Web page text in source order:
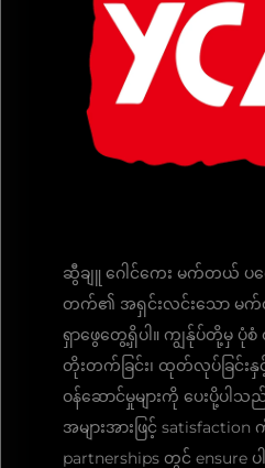
ဆွီချူ ဂေါင်ကေး မက်တယ် ပရ
တက်၏ အရှင်းလင်းသော မက်တ
ရှာဖွေတွေ့ရှိပါ။ ကျွန်ုပ်တို့မှ ပုံစံ
တိုးတက်ခြင်း၊ ထုတ်လုပ်ခြင်းနှ
ဝန်ဆောင်မှုများကို ပေးပို့ပါသ
အများအားဖြင့်
partnerships တွင်